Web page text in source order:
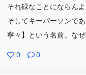
そんな彼女に対して、
何処までものらりくら
咲太は紗良に何をされ
自分を好いてくれる麻
それ碌なことにならん
そしてキーパーソンで
寧々】という名前。な
0 0